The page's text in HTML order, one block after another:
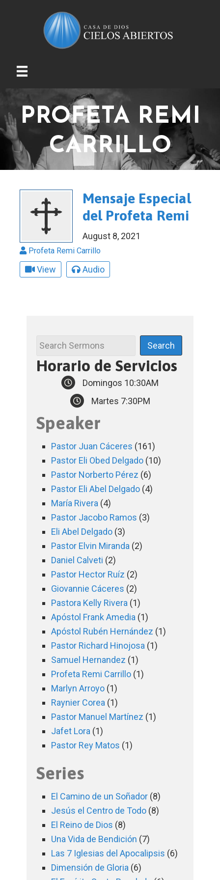
PROFETA REMI
CARRILLO
Mensaje Especial
del Profeta Remi
August 8, 2021
Profeta Remi Carrillo
View Audio
Horario de Servicios
Domingos 10:30AM
Martes 7:30PM
Speaker
Pastor Juan Cáceres (161)
Pastor Eli Obed Delgado (10)
Pastor Norberto Pérez (6)
Pastor Eli Abel Delgado (4)
María Rivera (4)
Pastor Jacobo Ramos (3)
Eli Abel Delgado (3)
Pastor Elvin Miranda (2)
Daniel Calveti (2)
Pastor Hector Ruíz (2)
Giovannie Cáceres (2)
Pastora Kelly Rivera (1)
Apóstol Frank Amedia (1)
Apóstol Rubén Hernández (1)
Pastor Richard Hinojosa (1)
Samuel Hernandez (1)
Profeta Remi Carrillo (1)
Marlyn Arroyo (1)
Raynier Corea (1)
Pastor Manuel Martínez (1)
Jafet Lora (1)
Pastor Rey Matos (1)
Series
El Camino de un Soñador (8)
Jesús el Centro de Todo (8)
El Reino de Dios (8)
Una Vida de Bendición (7)
Las 7 Iglesias del Apocalipsis (6)
Dimensión de Gloria (6)